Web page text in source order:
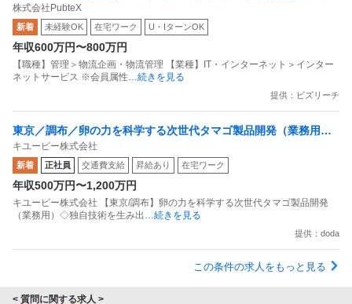
ービス導入支援）」100年に一度の出版業界大改革への挑戦
株式会社PubteX
新着 未経験OK 在宅ワーク U・IターンOK
年収600万円〜800万円
【職種】管理＞物流企画・物流管理 【業種】IT・インターネット＞インター
ネットサービス ※会員属性…続きを見る
提供：ビズリーチ
東京／調布／卵の力を科学する次世代タマゴ製品開発（業務用）
独自技術を生み出す食品R&D
キユーピー株式会社
新着 正社員 交通費支給 昇給あり 在宅ワーク
年収500万円〜1,200万円
キユーピー株式会社 【東京/調布】卵の力を科学する次世代タマゴ製品開発
（業務用）◇独自技術を生み出 …続きを見る
提供：doda
この条件の求人をもっと見る
< 質問に関する求人 >